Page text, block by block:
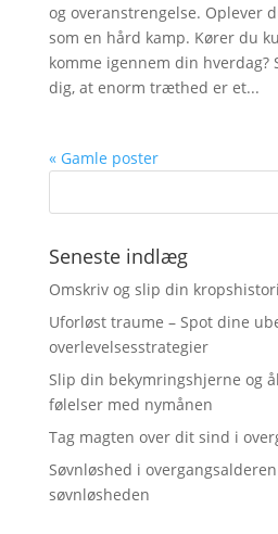
og overanstrengelse. Oplever
som en hård kamp. Kører du
komme igennem din hverdag?
dig, at enorm træthed er et...
« Gamle poster
Seneste indlæg
Omskriv og slip din
Uforløst traume – Spot dine
overlevelsesstrategier
Slip din bekymringshjerne og
følelser med nymånen
Tag magten over dit sind i
Søvnløshed i
søvnløsheden